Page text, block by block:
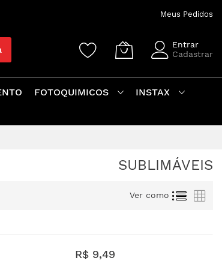
Meus Pedidos
Entrar
Cadastrar
FOTOQUIMICOS
INSTAX
SUBLIMÁVEIS
Ver como Lista
R$ 9,49